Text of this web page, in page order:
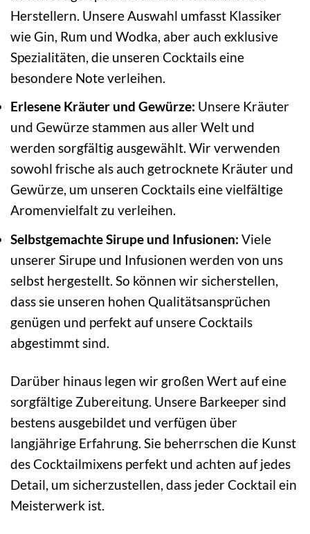
Herstellern. Unsere Auswahl umfasst Klassiker
wie Gin, Rum und Wodka, aber auch exklusive
Spezialitäten, die unseren Cocktails eine
besondere Note verleihen.
Erlesene Kräuter und Gewürze: Unsere Kräuter
und Gewürze stammen aus aller Welt und
werden sorgfältig ausgewählt. Wir verwenden
sowohl frische als auch getrocknete Kräuter und
Gewürze, um unseren Cocktails eine vielfältige
Aromenvielfalt zu verleihen.
Selbstgemachte Sirupe und Infusionen: Viele
unserer Sirupe und Infusionen werden von uns
selbst hergestellt. So können wir sicherstellen,
dass sie unseren hohen Qualitätsansprüchen
genügen und perfekt auf unsere Cocktails
abgestimmt sind.
Darüber hinaus legen wir großen Wert auf eine
sorgfältige Zubereitung. Unsere Barkeeper sind
bestens ausgebildet und verfügen über
langjährige Erfahrung. Sie beherrschen die Kunst
des Cocktailmixens perfekt und achten auf jedes
Detail, um sicherzustellen, dass jeder Cocktail ein
Meisterwerk ist.